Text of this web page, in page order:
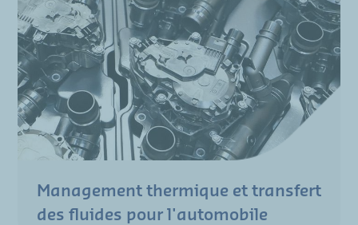
Management thermique et transfert
des fluides pour l'automobile